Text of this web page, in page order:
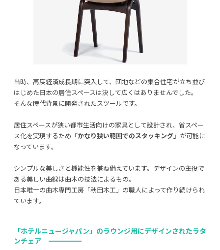
当時、高度経済成長期に突入して、団地などの集合住宅が立ち並び
はじめた日本の居住スペースは決して広くはありませんでした。
そんな時代背景に開発されたスツールです。
居住スペースが狭い都市生活向けの家具として設計され、省スペー
ス化を実現するため 「かなり狭い範囲でのスタッキング」 が可能に
なっています。
シンプルな美しさと機能性を兼ね備えています。デザインの主役で
ある美しい曲線は曲木の技法によるもの。
日本唯一の曲木専門工房「秋田木工」の職人によって作り続けられ
ています。
「ホテルニュージャパン」 のラウンジ用にデザインされたラタ
ンチェア